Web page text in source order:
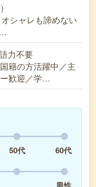
シャレも諦めない
力不要
籍の方活躍中／主
歓迎／学…
50代
60代